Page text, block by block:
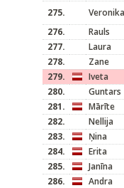
275.
Veronika
276.
Rauls
277.
Laura
278.
Zane
279.
Iveta
280.
Guntars
281.
Mārīte
282.
Nellija
283.
Ņina
284.
Erita
285.
Janīna
286.
Andra